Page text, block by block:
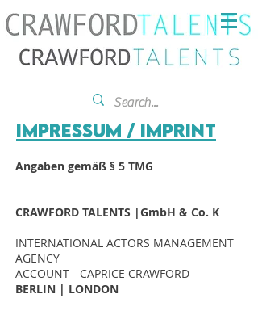
IMPRESSUM / IMPRINT
Angaben gemäß § 5 TMG
CRAWFORD TALENTS |GmbH & Co. K
INTERNATIONAL ACTORS MANAGEMENT
AGENCY
ACCOUNT - CAPRICE CRAWFORD
BERLIN | LONDON